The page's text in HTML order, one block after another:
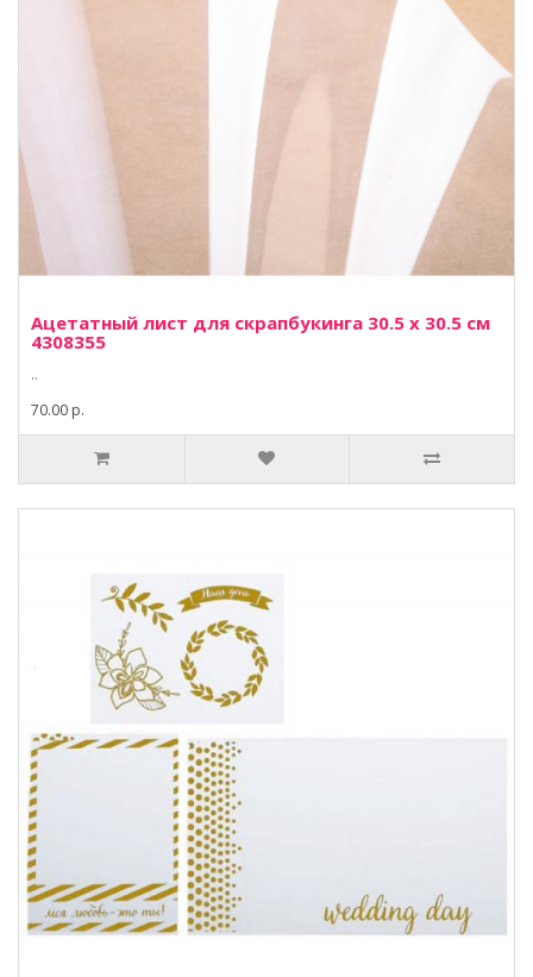
Ацетатный лист для скрапбукинга 30.5 х 30.5 см
4308355
..
70.00 р.